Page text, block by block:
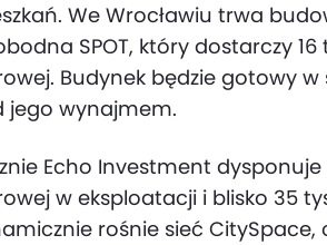
We Wrocławiu trwa
SPOT, który dostarczy
Budynek będzie gotowy
jego wynajmem.
Echo Investment
w eksploatacji i blisko 35
rośnie sieć